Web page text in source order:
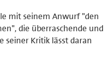
mit seinem Anwurf "den
die überraschende und
seiner Kritik lässt daran